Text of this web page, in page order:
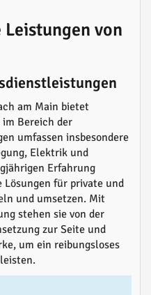
von
am Main bietet
Bereich der
umfassen insbesondere
Elektrik und
Erfahrung
Lösungen für private und
und umsetzen. Mit
stehen sie von der
zur Seite und
um ein reibungsloses